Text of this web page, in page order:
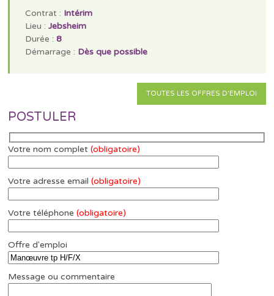
Contrat : Intérim
Lieu :Jebsheim
Durée :8
Démarrage : Dès que possible
TOUTES LES OFFRES D'EMPLOI
POSTULER
Votre nom complet(obligatoire)
Votre adresse email(obligatoire)
Votre téléphone(obligatoire)
Offre d'emploi
Message ou commentaire